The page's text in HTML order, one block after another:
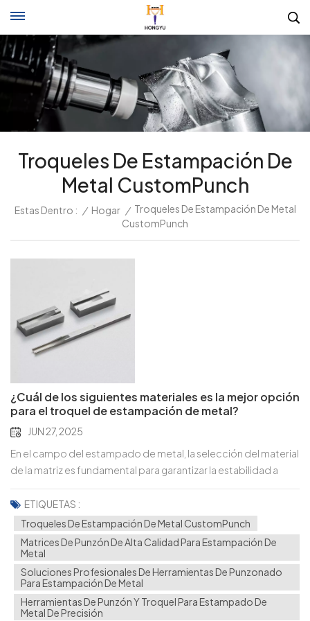
Troqueles De Estampación De
Metal CustomPunch
Estas Dentro : / Hogar / Troqueles De Estampación De Metal
CustomPunch
¿Cuál de los siguientes materiales es la mejor opción
para el troquel de estampación de metal?
JUN 27, 2025
En el campo del estampado de metal, la selección del material
de la matriz es fundamental para garantizar la estabilidad a
largo plazo, la vida útil de la herramienta y la calidad de la pieza.
Entre las opciones más avanzadas se encuentran carburo de
tungsteno (comúnmente conocido como acero de
tungsteno) y materiales cerámicos, ambos ofrecen ventajas
únicas. Comparamos ambos desde múltiples perspectivas
técnicas, incluida la física. propiedades, procesabilidad, y
escenarios de aplicación, para ayudarle a determinar el mejor
material para sus necesidades de troquelado. Comparación
ETIQUETAS :
Troqueles De Estampación De Metal CustomPunch
Matrices De Punzón De Alta Calidad Para Estampación De
Metal
Soluciones Profesionales De Herramientas De Punzonado
Para Estampación De Metal
Herramientas De Punzón Y Troquel Para Estampado De
Metal De Precisión